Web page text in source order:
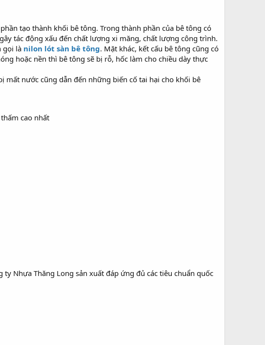
tạo thành khối bê tông. Trong thành phần của bê tông có
tác động xấu đến chất lượng xi măng, chất lượng công trình.
gọi là nilon lót sàn bê tông. Mặt khác, kết cấu bê tông cũng có
hoặc nền thì bê tông sẽ bị rỗ, hốc làm cho chiều dày thực
mất nước cũng dẫn đến những biến cố tai hại cho khối bê
cao nhất
Nhựa Thăng Long sản xuất đáp ứng đủ các tiêu chuẩn quốc